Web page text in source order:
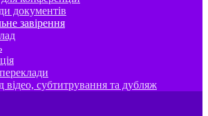
документів
завірення
відео, субтитрування та дубляж